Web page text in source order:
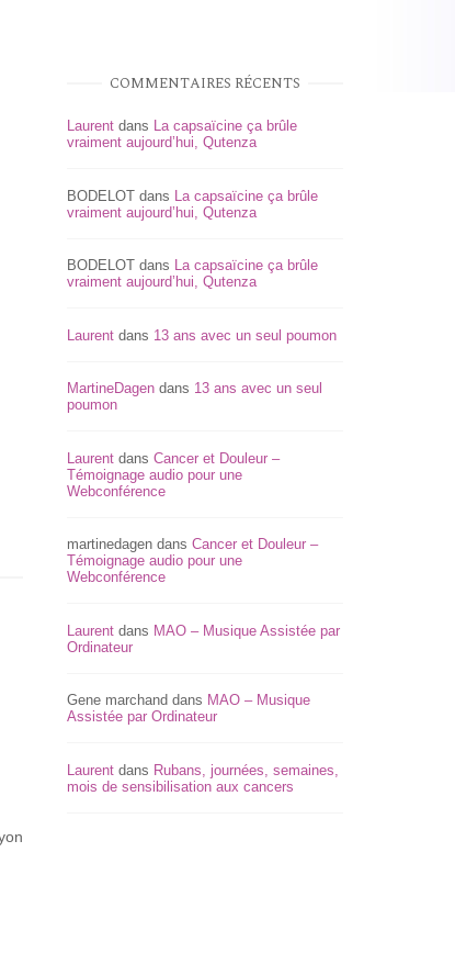
COMMENTAIRES RÉCENTS
Laurent dans La capsaïcine ça brûle
vraiment aujourd’hui, Qutenza
BODELOT dans La capsaïcine ça brûle
vraiment aujourd’hui, Qutenza
BODELOT dans La capsaïcine ça brûle
vraiment aujourd’hui, Qutenza
Laurent dans 13 ans avec un seul poumon
MartineDagen dans 13 ans avec un seul
poumon
Laurent dans Cancer et Douleur –
Témoignage audio pour une
Webconférence
martinedagen dans Cancer et Douleur –
Témoignage audio pour une
Webconférence
Laurent dans MAO – Musique Assistée par
Ordinateur
Gene marchand dans MAO – Musique
Assistée par Ordinateur
Laurent dans Rubans, journées, semaines,
mois de sensibilisation aux cancers